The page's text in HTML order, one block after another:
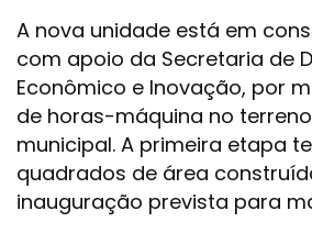
A nova unidade está em
com apoio da Secretaria de
Econômico e Inovação, por
de horas-máquina no
municipal. A primeira etapa
quadrados de área
inauguração prevista para